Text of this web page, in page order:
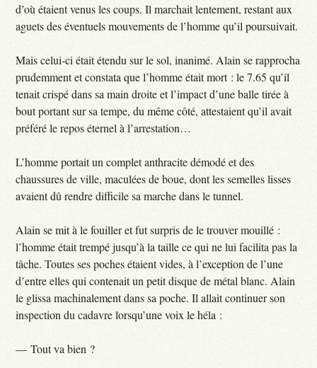
d’où étaient venus les coups. Il marchait lentement, restant aux
aguets des éventuels mouvements de l’homme qu’il poursuivait.
Mais celui-ci était étendu sur le sol, inanimé. Alain se rapprocha
prudemment et constata que l’homme était mort : le 7.65 qu’il
tenait crispé dans sa main droite et l’impact d’une balle tirée à
bout portant sur sa tempe, du même côté, attestaient qu’il avait
préféré le repos éternel à l’arrestation…
L’homme portait un complet anthracite démodé et des
chaussures de ville, maculées de boue, dont les semelles lisses
avaient dû rendre difficile sa marche dans le tunnel.
Alain se mit à le fouiller et fut surpris de le trouver mouillé :
l’homme était trempé jusqu’à la taille ce qui ne lui facilita pas la
tâche. Toutes ses poches étaient vides, à l’exception de l’une
d’entre elles qui contenait un petit disque de métal blanc. Alain
le glissa machinalement dans sa poche. Il allait continuer son
inspection du cadavre lorsqu’une voix le héla :
— Tout va bien ?